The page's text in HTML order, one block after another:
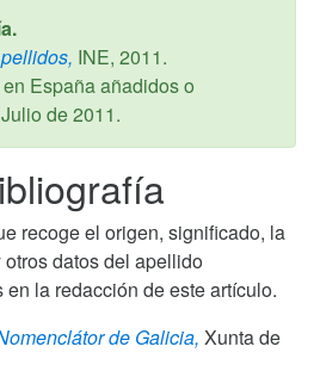
INE, 2011.
España añadidos o
de 2011.
recoge el origen, significado, la
datos del apellido
la redacción de este artículo.
de Galicia, Xunta de